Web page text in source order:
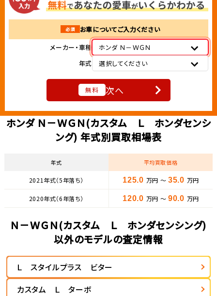
必須
お車についてご入力ください
メーカー・車種
ホンダ Ｎ－ＷＧＮ
年式
選択してください
無料 次へ
ホンダ Ｎ－ＷＧＮ(カスタム Ｌ ホンダセンシ
ング) 年式別買取相場表
年式 平均買取価格
2021年式（5年落ち） 125.0 万円 ～ 35.0 万円
2020年式（6年落ち） 120.0 万円 ～ 90.0 万円
Ｎ－ＷＧＮ(カスタム Ｌ ホンダセンシング)
以外のモデルの査定情報
Ｌ スタイルプラス ビター
カスタム Ｌ ターボ